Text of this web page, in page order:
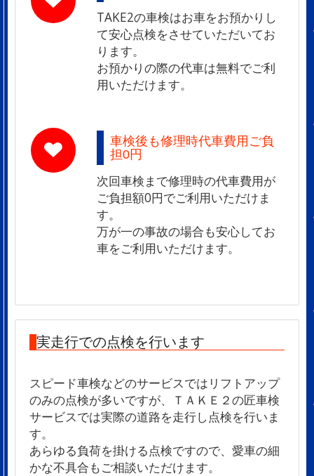
TAKE2の車検はお車をお預かりし
て安心点検をさせていただいてお
ります。
お預かりの際の代車は無料でご利
用いただけます。
車検後も修理時代車費用ご負
担0円
次回車検まで修理時の代車費用が
ご負担額0円でご利用いただけま
す。
万が一の事故の場合も安心してお
車をご利用いただけます。
実走行での点検を行います
スピード車検などのサービスではリフトアップ
のみの点検が多いですが、ＴＡＫＥ２の匠車検
サービスでは実際の道路を走行し点検を行いま
す。
あらゆる負荷を掛ける点検ですので、愛車の細
かな不具合もご相談いただけます。